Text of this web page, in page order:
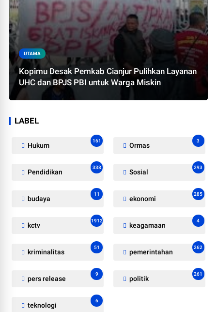
UTAMA
Kopimu Desak Pemkab Cianjur Pulihkan Layanan
UHC dan BPJS PBI untuk Warga Miskin
LABEL
Hukum
161
Ormas
3
Pendidikan
338
Sosial
293
budaya
11
ekonomi
285
kctv
1912
keagamaan
4
kriminalitas
51
pemerintahan
262
pers release
9
politik
261
teknologi
6